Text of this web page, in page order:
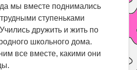
мы вместе поднимались
ступеньками
дружить и жить по
школьного дома.
все вместе, какими они